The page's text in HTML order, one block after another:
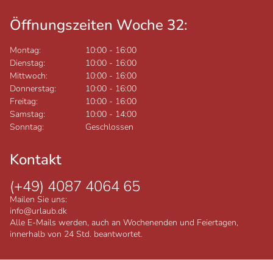
Öffnungszeiten Woche 32:
Montag: 10:00 - 16:00
Dienstag:
10:00 - 16:00
Mittwoch:
10:00 - 16:00
Donnerstag:
10:00 - 16:00
Freitag:
10:00 - 16:00
Samstag:
10:00 - 14:00
Sonntag:
Geschlossen
Kontakt
(+49) 4087 4064 65
Mailen Sie uns:
info@urlaub.dk
Alle E-Mails werden, auch an Wochenenden und Feiertagen,
innerhalb von 24 Std. beantwortet.